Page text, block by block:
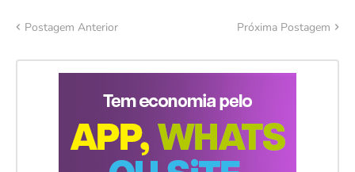
Postagem Anterior Próxima Postagem